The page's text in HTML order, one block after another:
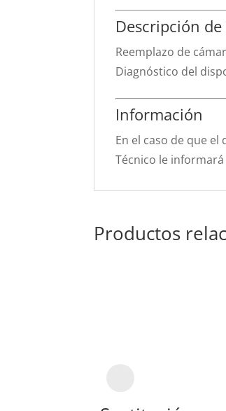
Descripción
Reemplazo de
Diagnóstico del
Información
En el caso de que
Técnico le
Productos